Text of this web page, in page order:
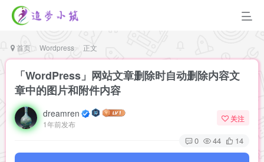
首页 Wordpress 正文
「WordPress」网站文章删除时自动删除内容文
章中的图片和附件内容
dreamren
1年前发布
关注
0 44 14